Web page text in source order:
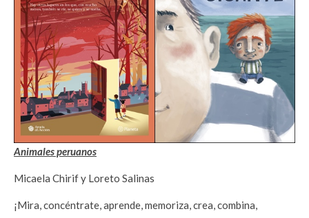
Animales peruanos
Micaela Chirif y Loreto Salinas
¡Mira, concéntrate, aprende, memoriza, crea, combina,